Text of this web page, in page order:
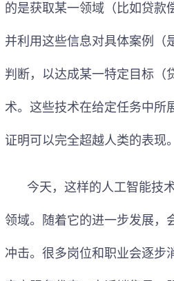
的是获取某一领域（比如贷款
并利用这些信息对具体案例（
判断，以达成某一特定目标（
术。这些技术在给定任务中所
证明可以完全超越人类的表现。
今天，这样的人工智能技
领域。随着它的进一步发展，
冲击。很多岗位和职业会逐步